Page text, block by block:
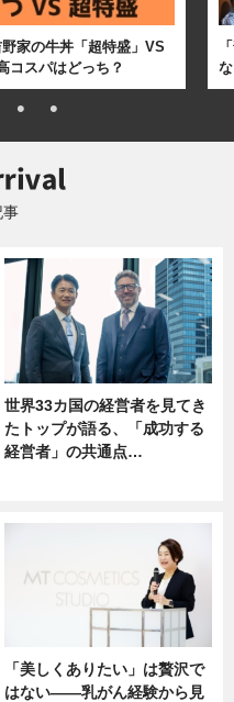
野家の牛丼「超特盛」VS
コスパはどっち？
事
世界33カ国の経営者を見てき
たトップが語る、「成功する
経営者」の共通点…
「美しくありたい」は贅沢で
はない――乳がん経験から見